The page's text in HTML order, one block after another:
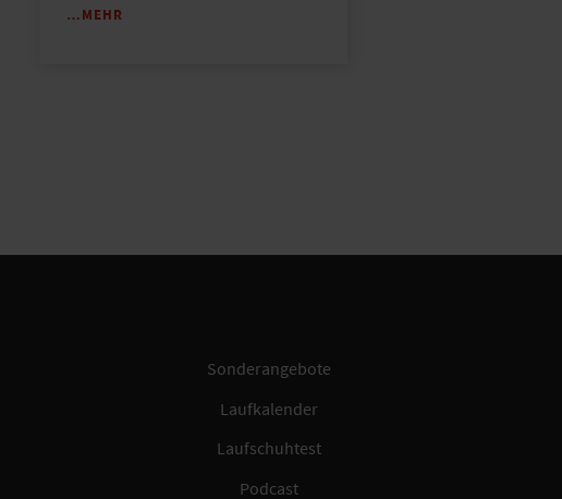
…MEHR
Sonderangebote
Laufkalender
Laufschuhtest
Podcast